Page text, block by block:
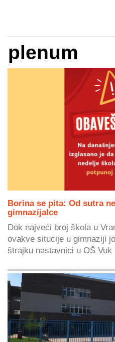
plenum
Borina se pita: Od sutra
gimnazijalce
Dok najveći broj škola u
ovakve situcije u gimnaziji
štrajku nastavnici u OŠ Vuk